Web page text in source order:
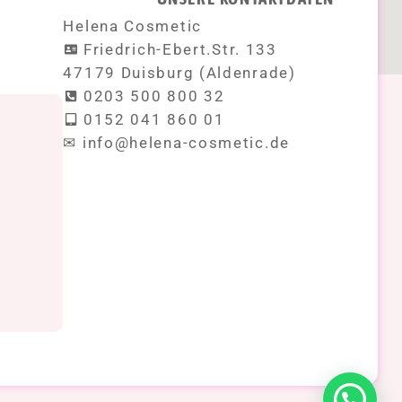
Helena Cosmetic
Friedrich-Ebert.Str. 133
47179 Duisburg (Aldenrade)
0203 500 800 32
0152 041 860 01
✉ info@helena-cosmetic.de